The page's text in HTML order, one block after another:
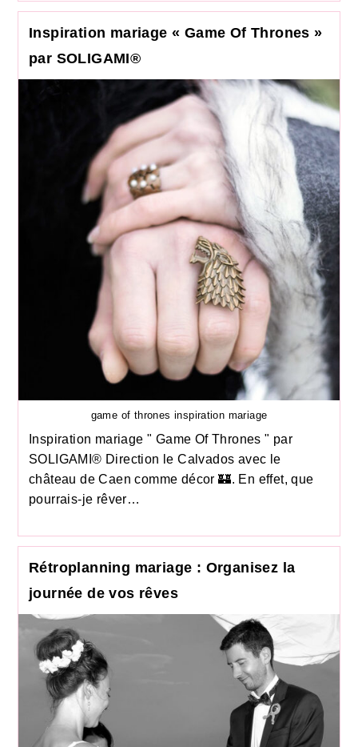
Inspiration mariage « Game Of Thrones »
par SOLIGAMI®
game of thrones inspiration mariage
Inspiration mariage " Game Of Thrones " par
SOLIGAMI® Direction le Calvados avec le
château de Caen comme décor 🏰. En effet, que
pourrais-je rêver…
Rétroplanning mariage : Organisez la
journée de vos rêves